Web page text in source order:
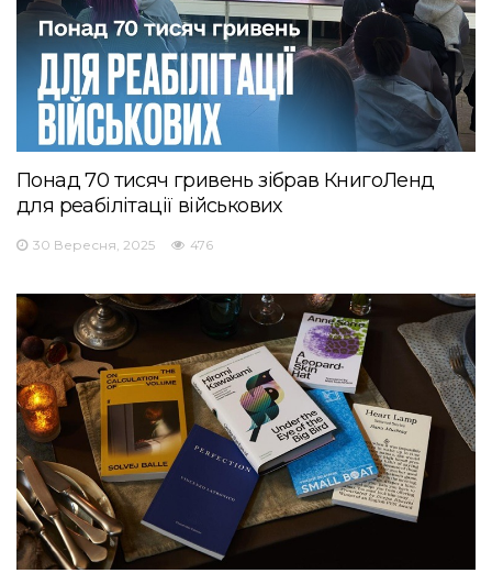
Понад 70 тисяч гривень зібрав КнигоЛенд
для реабілітації військових
30 Вересня, 2025 476